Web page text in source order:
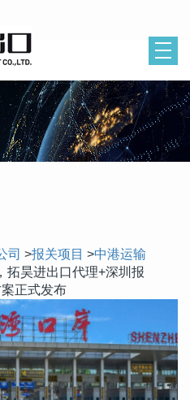
司 >报关项目 >中港运输
拓昊进出口代理+深圳报
正式发布